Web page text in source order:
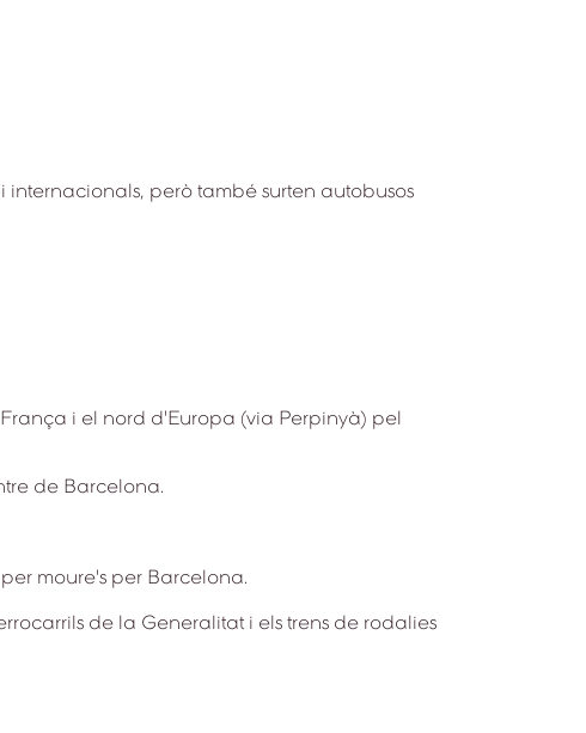
però també surten autobusos
i el nord d'Europa (via Perpinyà) pel
de Barcelona.
moure's per Barcelona.
de la Generalitat i els trens de rodalies